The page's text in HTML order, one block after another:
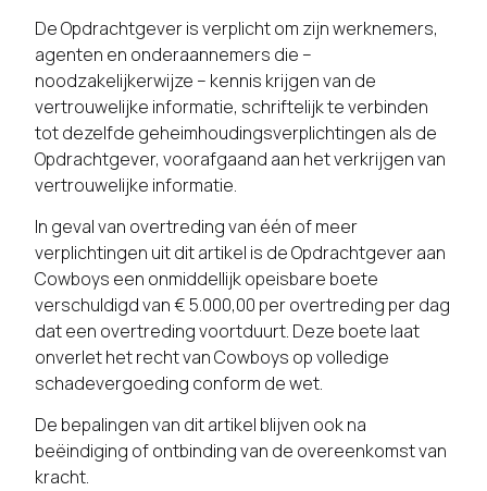
De Opdrachtgever is verplicht om zijn werknemers,
agenten en onderaannemers die –
noodzakelijkerwijze – kennis krijgen van de
vertrouwelijke informatie, schriftelijk te verbinden
tot dezelfde geheimhoudingsverplichtingen als de
Opdrachtgever, voorafgaand aan het verkrijgen van
vertrouwelijke informatie.
In geval van overtreding van één of meer
verplichtingen uit dit artikel is de Opdrachtgever aan
Cowboys een onmiddellijk opeisbare boete
verschuldigd van € 5.000,00 per overtreding per dag
dat een overtreding voortduurt. Deze boete laat
onverlet het recht van Cowboys op volledige
schadevergoeding conform de wet.
De bepalingen van dit artikel blijven ook na
beëindiging of ontbinding van de overeenkomst van
kracht.